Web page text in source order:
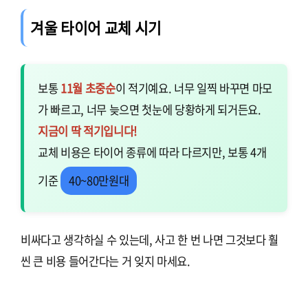
겨울 타이어 교체 시기
보통11월 초중순이 적기예요. 너무 일찍 바꾸면 마모
가 빠르고, 너무 늦으면 첫눈에 당황하게 되거든요.
지금이 딱 적기입니다!
교체 비용은 타이어 종류에 따라 다르지만, 보통 4개
기준 40~80만원대
비싸다고 생각하실 수 있는데, 사고 한 번 나면 그것보다 훨
씬 큰 비용 들어간다는 거 잊지 마세요.